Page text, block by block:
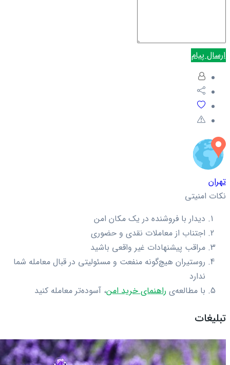
ارسال پیام
تهران
نکات امنیتی
دیدار با فروشنده در یک مکان امن
اجتناب از معاملات نقدی و حضوری
مراقب پیشنهادات غیر واقعی باشید
روستیران هیچ‌گونه منفعت و مسئولیتی در قبال معامله شما
ندارد
با مطالعه‌ی راهنمای خرید امن، آسوده‌تر معامله کنید
تبلیغات